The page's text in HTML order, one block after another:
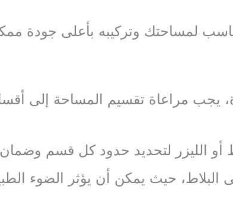
لمساحتك وتركيبه بأعلى جودة
يجب مراعاة تقسيم المساحة إلى
الليزر لتحديد حدود كل قسم وضمان
البلاط، حيث يمكن أن يؤثر الضوء